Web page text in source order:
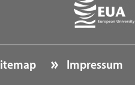
Impressum